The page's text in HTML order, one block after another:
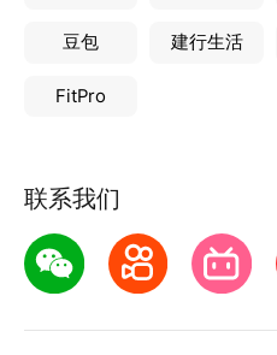
豆包 建行生活
FitPro
联系我们